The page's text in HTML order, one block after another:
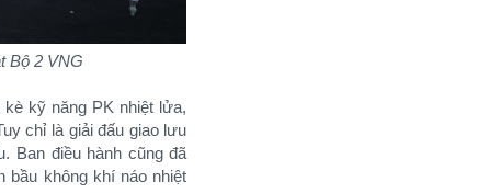
Bộ 2 VNG
kỹ năng PK nhiệt lửa,
chỉ là giải đấu giao lưu
Ban điều hành cũng đã
bầu không khí náo nhiệt